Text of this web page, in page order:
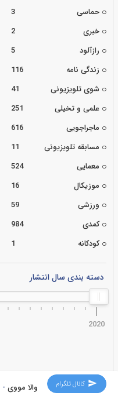
حماسی
3
خبری
2
رازآلود
5
زندگی نامه
116
شوی تلویزیونی
41
علمی و تخیلی
251
ماجراجویی
616
مسابقه تلویزیونی
11
معمایی
524
موزیکال
16
ورزشی
59
کمدی
984
کودکانه
1
دسته بندی سال انتشار
2020
والا مووی - کانال تلگرام